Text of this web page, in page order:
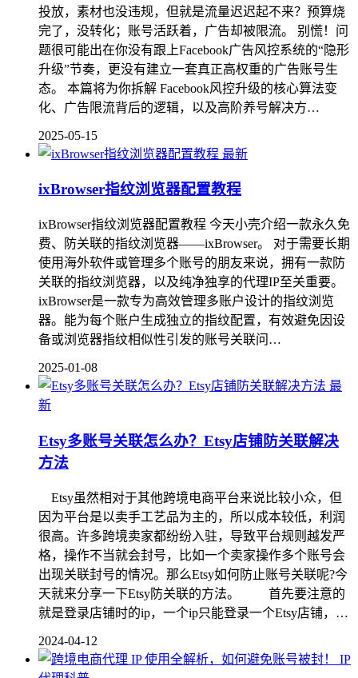
投放，素材也没违规，但就是流量迟迟起不来？预算烧
完了，没转化；账号活跃着，广告却被限流。 别慌！问
题很可能出在你没有跟上Facebook广告风控系统的“隐形
升级”节奏，更没有建立一套真正高权重的广告账号生
态。 本篇将为你拆解 Facebook风控升级的核心算法变
化、广告限流背后的逻辑，以及高阶养号解决方…
2025-05-15
最新
ixBrowser指纹浏览器配置教程
ixBrowser指纹浏览器配置教程 今天小壳介绍一款永久免
费、防关联的指纹浏览器——ixBrowser。 对于需要长期
使用海外软件或管理多个账号的朋友来说，拥有一款防
关联的指纹浏览器，以及纯净独享的代理IP至关重要。
ixBrowser是一款专为高效管理多账户设计的指纹浏览
器。能为每个账户生成独立的指纹配置，有效避免因设
备或浏览器指纹相似性引发的账号关联问…
2025-01-08
最
新
Etsy多账号关联怎么办？Etsy店铺防关联解决
方法
Etsy虽然相对于其他跨境电商平台来说比较小众，但
因为平台是以卖手工艺品为主的，所以成本较低，利润
很高。许多跨境卖家都纷纷入驻，导致平台规则越发严
格，操作不当就会封号，比如一个卖家操作多个账号会
出现关联封号的情况。那么Etsy如何防止账号关联呢?今
天就来分享一下Etsy防关联的方法。 首先要注意的
就是登录店铺时的ip，一个ip只能登录一个Etsy店铺，…
2024-04-12
IP